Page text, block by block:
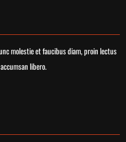
molestie et faucibus diam, proin lectus
libero.